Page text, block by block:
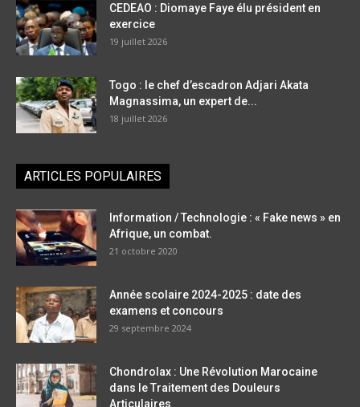
CEDEAO : Diomaye Faye élu président en
exercice
19 juillet 2026
Togo : le chef d’escadron Adjari Akata
Magnassima, un expert de...
18 juillet 2026
ARTICLES POPULAIRES
Information / Technologie : « Fake news » en
Afrique, un combat.
21 octobre 2020
Année scolaire 2024-2025 : date des
examens et concours
29 septembre 2024
Chondrolax : Une Révolution Marocaine
dans le Traitement des Douleurs
Articulaires